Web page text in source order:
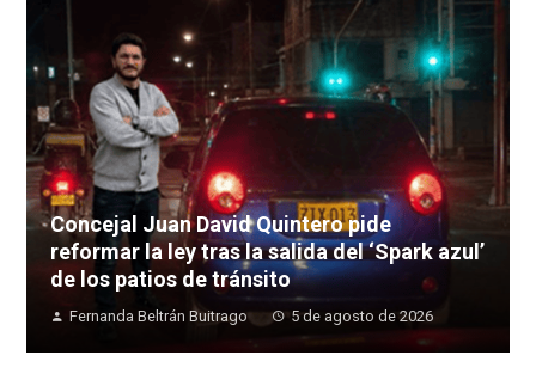
Concejal Juan David Quintero pide
reformar la ley tras la salida del ‘Spark azul’
de los patios de tránsito
Fernanda Beltrán Buitrago 5 de agosto de 2026